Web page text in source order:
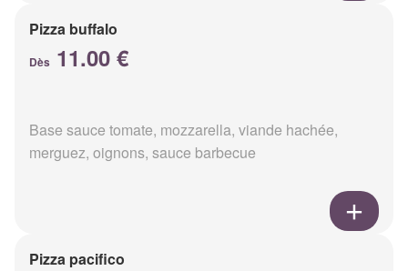
Pizza buffalo
Dès 11.00 €
Base sauce tomate, mozzarella, viande hachée,
merguez, oignons, sauce barbecue
Pizza pacifico